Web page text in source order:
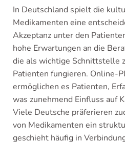
In Deutschland spielt die
Medikamenten eine
Akzeptanz unter den
hohe Erwartungen an die
die als wichtige Schnittstelle
Patienten fungieren. Online-
ermöglichen es Patienten,
was zunehmend Einfluss auf
Viele Deutsche präferieren
von Medikamenten ein
geschieht häufig in